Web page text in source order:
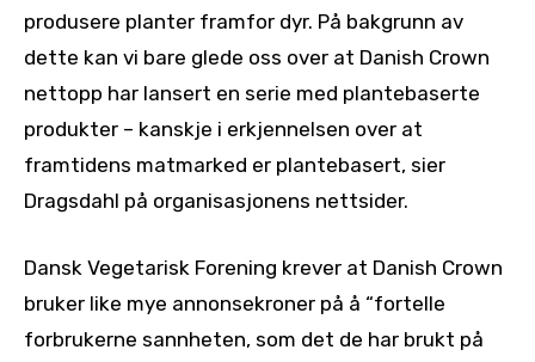
produsere planter framfor dyr. På bakgrunn av
dette kan vi bare glede oss over at Danish Crown
nettopp har lansert en serie med plantebaserte
produkter – kanskje i erkjennelsen over at
framtidens matmarked er plantebasert, sier
Dragsdahl på organisasjonens nettsider.
Dansk Vegetarisk Forening krever at Danish Crown
bruker like mye annonsekroner på å “fortelle
forbrukerne sannheten, som det de har brukt på